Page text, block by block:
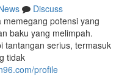
Discuss
potensi yang
baku yang melimpah.
tantangan serius, termasuk
tidak
profile